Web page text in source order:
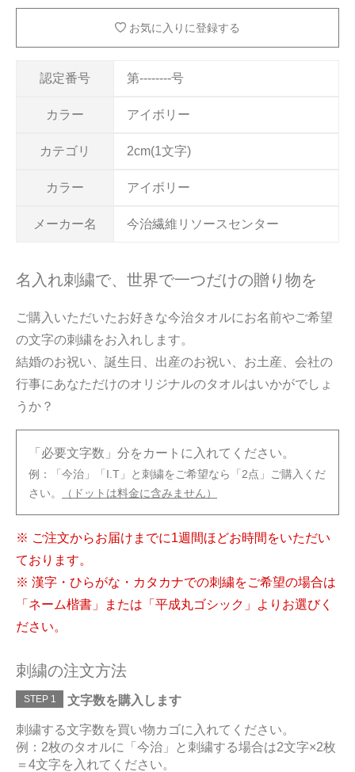
認定番号 第--------号
カラー アイボリー
カテゴリ 2cm(1文字)
カラー アイボリー
メーカー名 今治繊維リソースセンター
お気に入りに登録する
名入れ刺繍で、世界で一つだけの贈り物を
ご購入いただいたお好きな今治タオルにお名前やご希望
の文字の刺繍をお入れします。
結婚のお祝い、誕生日、出産のお祝い、お土産、会社の
行事にあなただけのオリジナルのタオルはいかがでしょ
うか？
「必要文字数」分をカートに入れてください。
例：「今治」「I.T」と刺繍をご希望なら「2点」ご購入くだ
さい。
（ドットは料金に含みません）
※ ご注文からお届けまでに1週間ほどお時間をいただい
ております。
※ 漢字・ひらがな・カタカナでの刺繍をご希望の場合は
「ネーム楷書」または「平成丸ゴシック」よりお選びく
ださい。
刺繍の注文方法
STEP 1 文字数を購入します
刺繍する文字数を買い物カゴに入れてください。
例：2枚のタオルに「今治」と刺繍する場合は2文字×2枚
＝4文字を入れてください。